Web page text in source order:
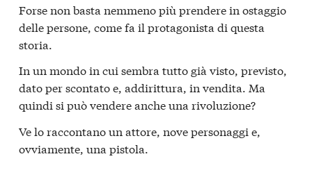
Forse non basta nemmeno più prendere in ostaggio
delle persone, come fa il protagonista di questa
storia.
In un mondo in cui sembra tutto già visto, previsto,
dato per scontato e, addirittura, in vendita. Ma
quindi si può vendere anche una rivoluzione?
Ve lo raccontano un attore, nove personaggi e,
ovviamente, una pistola.